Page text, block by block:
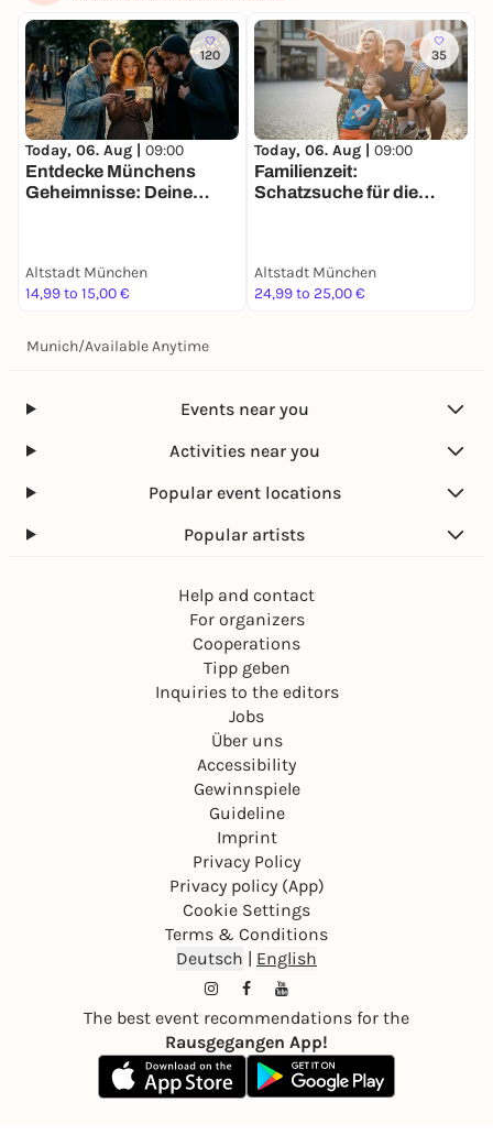
120
Today, 06. Aug | 09:00
Entdecke Münchens
Geheimnisse: Deine
Altstadt München
14,99 to 15,00 €
35
Today, 06. Aug | 09:00
Familienzeit:
Schatzsuche für die
Altstadt München
24,99 to 25,00 €
Munich/Available Anytime
Events near you
Activities near you
Popular event locations
Popular artists
Help and contact
For organizers
Cooperations
Tipp geben
Inquiries to the editors
Jobs
Über uns
Accessibility
Gewinnspiele
Guideline
Imprint
Privacy Policy
Privacy policy (App)
Cookie Settings
Terms & Conditions
Deutsch | English
The best event recommendations for the
Rausgegangen App!